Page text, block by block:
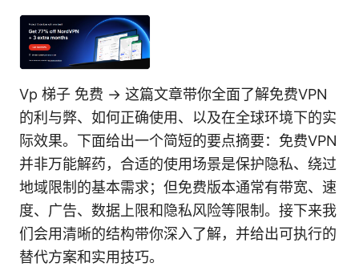
Vp 梯子 免费 → 这篇文章带你全面了解免费VPN
的利与弊、如何正确使用、以及在全球环境下的实
际效果。下面给出一个简短的要点摘要：免费VPN
并非万能解药，合适的使用场景是保护隐私、绕过
地域限制的基本需求；但免费版本通常有带宽、速
度、广告、数据上限和隐私风险等限制。接下来我
们会用清晰的结构带你深入了解，并给出可执行的
替代方案和实用技巧。